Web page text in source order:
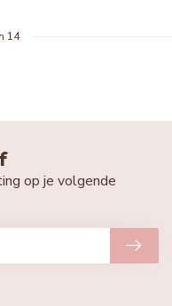
14
op je volgende